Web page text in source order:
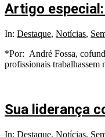
Artigo
In: Destaque, Notícias,
*Por: André Fossa,
profissionais trabalhassem
Sua liderança
In: Destaque, Notícias,